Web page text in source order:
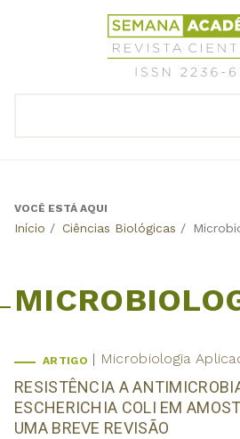
Revista
Científica
Semana
Back
VOCÊ ESTÁ AQUI
Início / Ciências Biológicas /
ARTIGO Microbiologia
RESISTÊNCIA A
ESCHERICHIA COLI EM
UMA BREVE REVISÃO